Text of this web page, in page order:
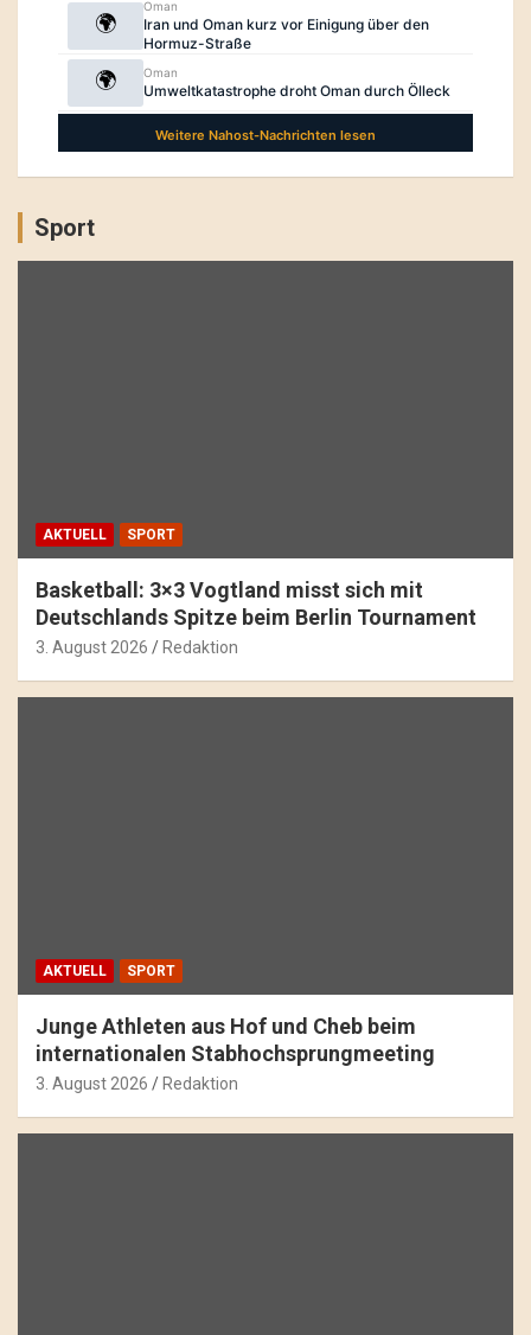
Sport
AKTUELL SPORT
Basketball: 3×3 Vogtland misst sich mit
Deutschlands Spitze beim Berlin Tournament
3. August 2026 Redaktion
AKTUELL SPORT
Junge Athleten aus Hof und Cheb beim
internationalen Stabhochsprungmeeting
3. August 2026 Redaktion